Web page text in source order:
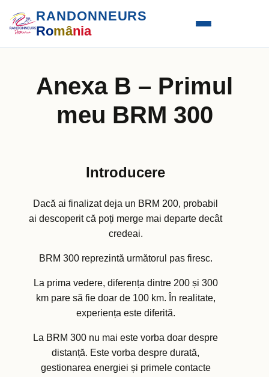
RANDONNEURS
România
Anexa B – Primul
meu BRM 300
Introducere
Dacă ai finalizat deja un BRM 200, probabil
ai descoperit că poți merge mai departe decât
credeai.
BRM 300 reprezintă următorul pas firesc.
La prima vedere, diferența dintre 200 și 300
km pare să fie doar de 100 km. În realitate,
experiența este diferită.
La BRM 300 nu mai este vorba doar despre
distanță. Este vorba despre durată,
gestionarea energiei și primele contacte